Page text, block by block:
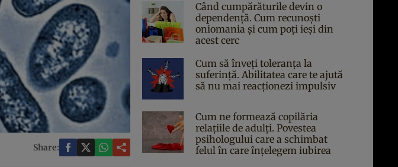
Share:
Când cumpărăturile devin o
dependență. Cum recunoști
oniomania și cum poți ieși din
acest cerc
Cum să înveți toleranța la
suferință. Abilitatea care te ajută
să nu mai reacționezi impulsiv
Cum ne formează copilăria
relațiile de adulți. Povestea
psihologului care a schimbat
felul în care înțelegem iubirea